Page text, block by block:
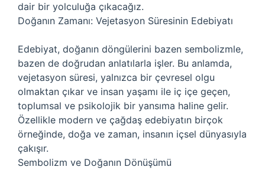
dair bir yolculuğa çıkacağız.
Doğanın Zamanı: Vejetasyon Süresinin Edebiyatı
Edebiyat, doğanın döngülerini bazen sembolizmle,
bazen de doğrudan anlatılarla işler. Bu anlamda,
vejetasyon süresi, yalnızca bir çevresel olgu
olmaktan çıkar ve insan yaşamı ile iç içe geçen,
toplumsal ve psikolojik bir yansıma haline gelir.
Özellikle modern ve çağdaş edebiyatın birçok
örneğinde, doğa ve zaman, insanın içsel dünyasıyla
çakışır.
Sembolizm ve Doğanın Dönüşümü